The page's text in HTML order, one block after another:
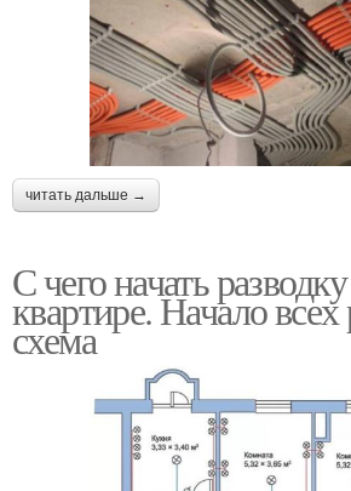
читать дальше →
С чего начать
квартире. Начало
схема